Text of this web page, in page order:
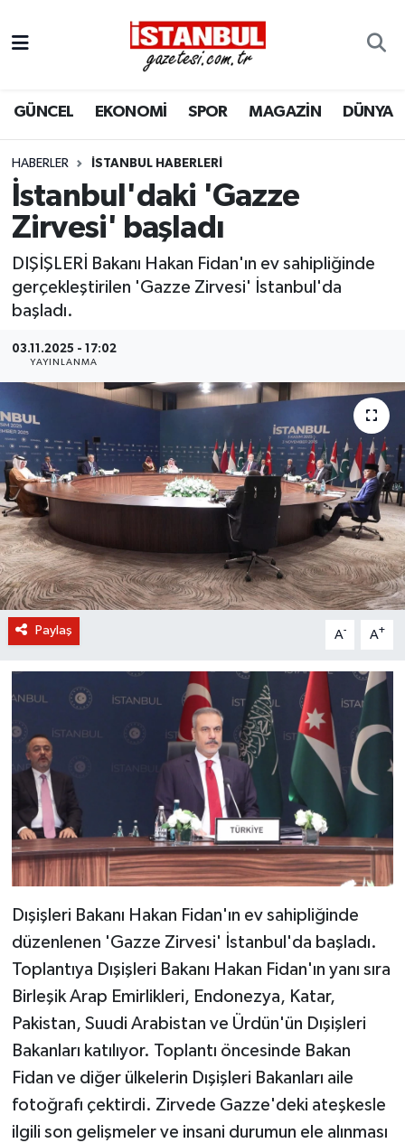
GÜNCEL EKONOMİ SPOR MAGAZİN DÜNYA
HABERLER İSTANBUL HABERLERI
İstanbul'daki 'Gazze
Zirvesi' başladı
DIŞİŞLERİ Bakanı Hakan Fidan'ın ev sahipliğinde
gerçekleştirilen 'Gazze Zirvesi' İstanbul'da
başladı.
03.11.2025 - 17:02
YAYINLANMA
Paylaş A- A+
Dışişleri Bakanı Hakan Fidan'ın ev sahipliğinde
düzenlenen 'Gazze Zirvesi' İstanbul'da başladı.
Toplantıya Dışişleri Bakanı Hakan Fidan'ın yanı sıra
Birleşik Arap Emirlikleri, Endonezya, Katar,
Pakistan, Suudi Arabistan ve Ürdün'ün Dışişleri
Bakanları katılıyor. Toplantı öncesinde Bakan
Fidan ve diğer ülkelerin Dışişleri Bakanları aile
fotoğrafı çektirdi. Zirvede Gazze'deki ateşkesle
ilgili son gelişmeler ve insani durumun ele alınması
EKONOMİ
İSTANBUL
DÜNYA
SPOR
MAGAZİN
KÜLTÜR SANAT
SAĞLIK
BİLİM VE TEKNOLOJİ
OTOMOBİL
KURUMSAL
Nöbetçi Eczaneler
Hava Durumu
Trafik Durumu
Süper Lig Puan Durumu ve Fikstür
Tüm Manşetler
Son Dakika Haberleri
Haber Arşivi